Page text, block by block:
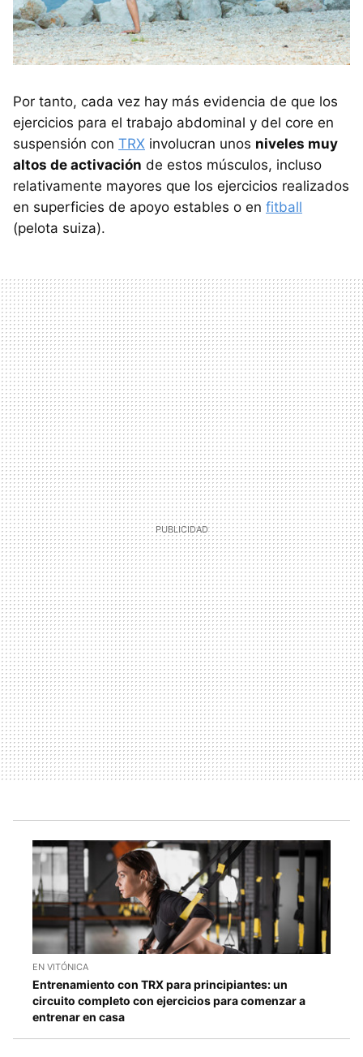
Por tanto, cada vez hay más evidencia de que los
ejercicios para el trabajo abdominal y del core en
suspensión con TRX involucran unos niveles muy
altos de activación de estos músculos, incluso
relativamente mayores que los ejercicios realizados
en superficies de apoyo estables o en fitball
(pelota suiza).
EN VITÓNICA
Entrenamiento con TRX para principiantes: un
circuito completo con ejercicios para comenzar a
entrenar en casa